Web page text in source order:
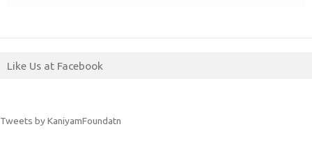
Like Us at Facebook
Tweets by KaniyamFoundatn